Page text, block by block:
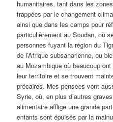
humanitaires, tant dans les
frappées par le changement
ainsi que dans les camps pour
particulièrement au Soudan, où
personnes fuyant la région du
de l’Afrique subsaharienne, ou
au Mozambique où beaucoup
leur territoire et se trouvent
précaires. Mes pensées vont
Syrie, où, en plus d’autres
alimentaire afflige une grande
enfants sont épuisés par la